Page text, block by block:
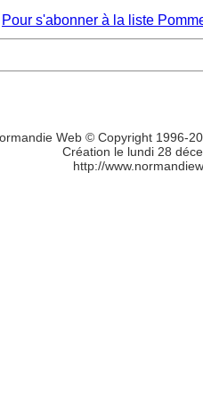
Pour s'abonner à la liste
Web © Copyright 1996-
Création le lundi 28
http://